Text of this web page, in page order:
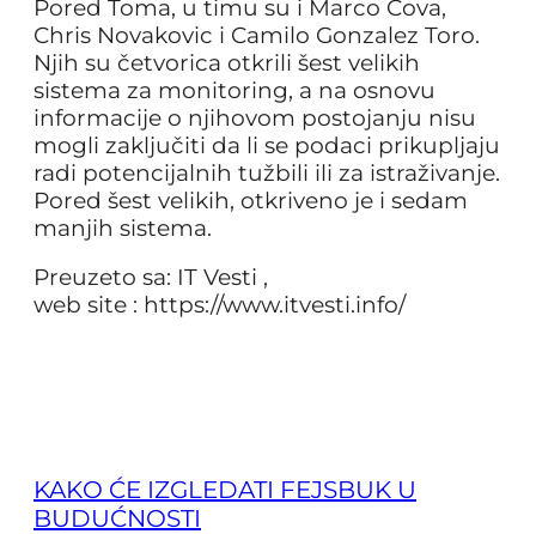
Pored Toma, u timu su i Marco Cova,
Chris Novakovic i Camilo Gonzalez Toro.
Njih su četvorica otkrili šest velikih
sistema za monitoring, a na osnovu
informacije o njihovom postojanju nisu
mogli zaključiti da li se podaci prikupljaju
radi potencijalnih tužbili ili za istraživanje.
Pored šest velikih, otkriveno je i sedam
manjih sistema.
Preuzeto sa: IT Vesti ,
web site : https://www.itvesti.info/
KAKO ĆE IZGLEDATI FEJSBUK U
BUDUĆNOSTI